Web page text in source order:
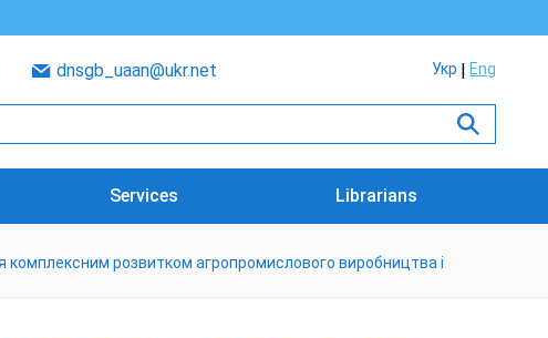
dnsgb_uaan@ukr.net Укр Eng
Services Librarians
розвитком агропромислового виробництва і